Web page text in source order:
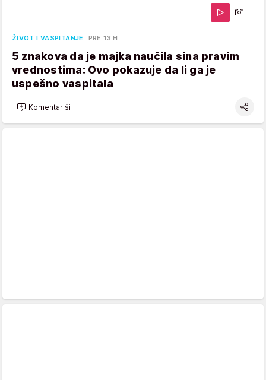
ŽIVOT I VASPITANJE PRE 13 H
5 znakova da je majka naučila sina pravim
vrednostima: Ovo pokazuje da li ga je
uspešno vaspitala
Komentariši